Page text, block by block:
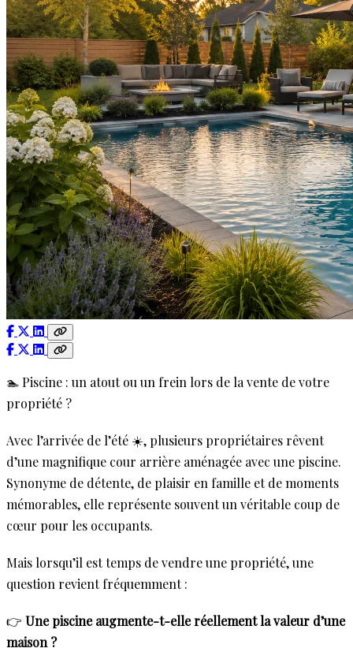
🏊 Piscine : un atout ou un frein lors de la vente de votre
propriété ?
Avec l’arrivée de l’été ☀️, plusieurs propriétaires rêvent
d’une magnifique cour arrière aménagée avec une piscine.
Synonyme de détente, de plaisir en famille et de moments
mémorables, elle représente souvent un véritable coup de
cœur pour les occupants.
Mais lorsqu’il est temps de vendre une propriété, une
question revient fréquemment :
👉 Une piscine augmente-t-elle réellement la valeur d’une
maison ?